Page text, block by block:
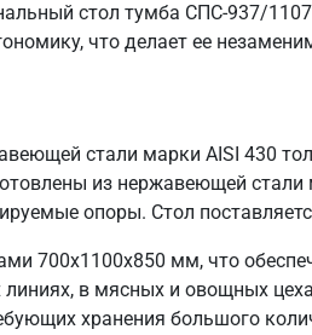
стол тумба СПС-937/
что делает ее
стали марки AISI 430
из нержавеющей
опоры. Стол
700х1100х850 мм, что
в мясных и овощных
хранения большого